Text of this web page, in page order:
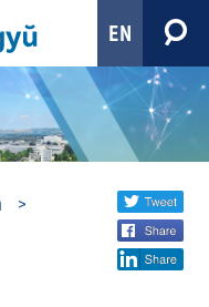
EN
Share
social